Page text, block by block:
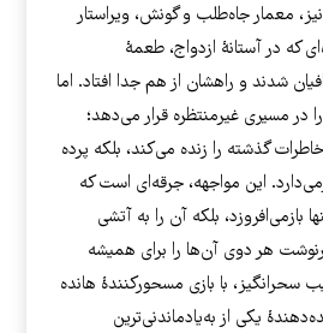
معمار جاه‌طلب و گونش، ویراستار
که در آستانهٔ ازدواج، طعمهٔ
شدند و راهشان از هم جدا افتاد. اما
در مسیری غیرمنتظره قرار می‌دهد؛
گذشته را زنده می‌کند، بلکه پرده
این مواجهه، جرقه‌ای است که
بلکه آن را به آتشی
هر دوی آن‌ها را برای همیشه
سحرانگیز، با بازی مسحورکنندهٔ هانده
یکی از به‌یادماندنی‌ترین